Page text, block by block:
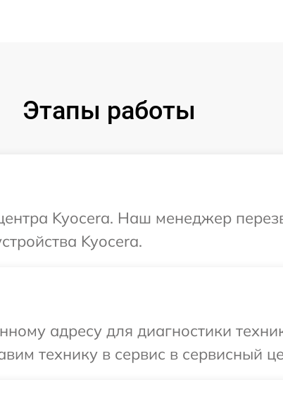
Этапы работы
Kyocera. Наш менеджер
Kyocera.
адресу для диагностики
технику в сервис в сервисный